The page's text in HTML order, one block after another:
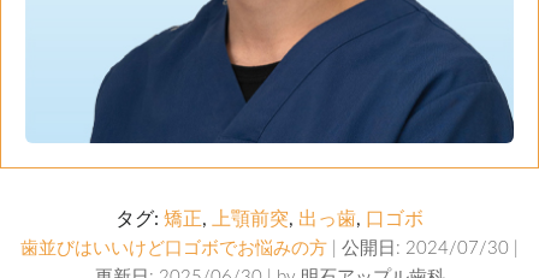
タグ: 矯正, 上顎前突, 出っ歯, 口ゴボ
歯並びはいいけど口ゴボでお悩みの方 | 公開日: 2024/07/30 |